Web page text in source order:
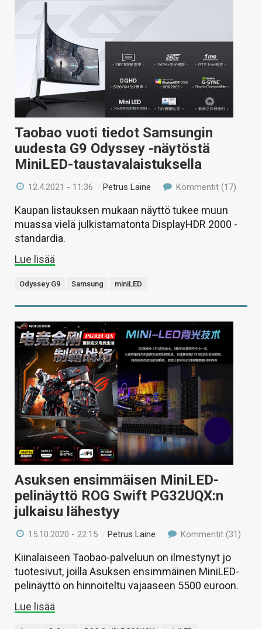
Taobao vuoti tiedot Samsungin
uudesta G9 Odyssey -näytöstä
MiniLED-taustavalaistuksella
12.4.2021 - 11:36 /Petrus Laine Kommentit (17)
Kaupan listauksen mukaan näyttö tukee muun
muassa vielä julkistamatonta DisplayHDR 2000 -
standardia.
Lue lisää
Odyssey G9 Samsung miniLED
Asuksen ensimmäisen MiniLED-
pelinäyttö ROG Swift PG32UQX:n
julkaisu lähestyy
15.10.2020 - 22:15 /Petrus Laine Kommentit (31)
Kiinalaiseen Taobao-palveluun on ilmestynyt jo
tuotesivut, joilla Asuksen ensimmäinen MiniLED-
pelinäyttö on hinnoiteltu vajaaseen 5500 euroon.
Lue lisää